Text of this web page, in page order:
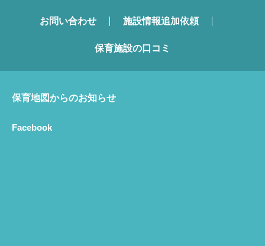
お問い合わせ 施設情報追加依頼
保育施設の口コミ
保育地図からのお知らせ
Facebook